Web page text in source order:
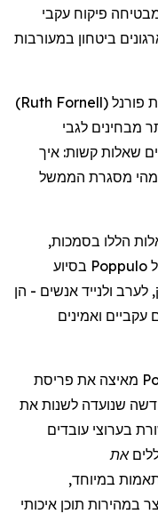
פיקוח עקבי
ביטחון במעורבות
פורנל (
Ruth Fornell
)
מבחינים לגבי
שאלות קשות: איך
מהי מסגרת הממשל
הללו בסמכות,
Poppulo בסיוע
, לערב ולנייד אנשים - הן
עקביים ואמינים
מאיצה את פריסת
שנועדה לשנות את
בערוצי עובדים
את
במיוחד,
במהירות תוכן איכותי